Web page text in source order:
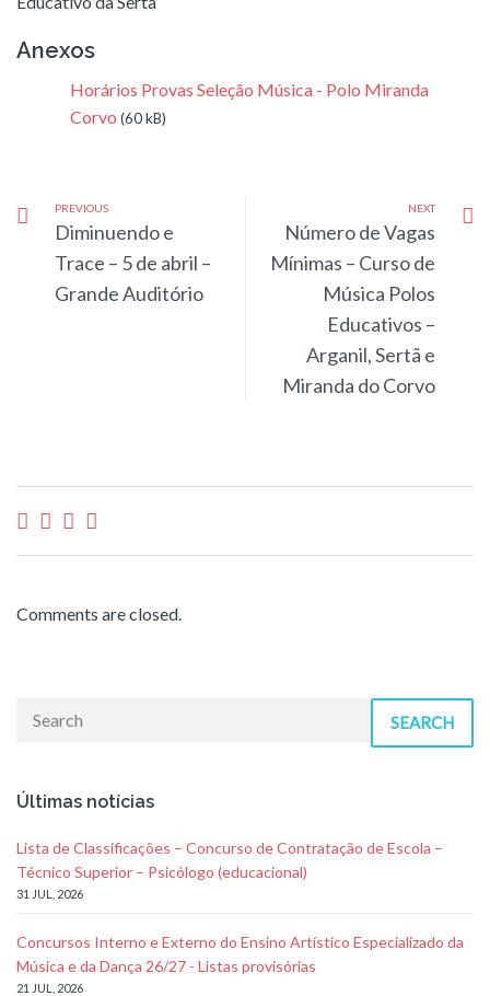
Anexos
Horários Provas Seleção Música - Polo Miranda
Corvo (60 kB)
PREVIOUS
Diminuendo e
Trace – 5 de abril –
Grande Auditório
NEXT
Número de Vagas
Mínimas – Curso de
Música Polos
Educativos –
Arganil, Sertã e
Miranda do Corvo
Comments are closed.
SEARCH
Últimas notícias
Lista de Classificações – Concurso de Contratação de Escola –
Técnico Superior – Psicólogo (educacional)
31 JUL, 2026
Concursos Interno e Externo do Ensino Artístico Especializado da
Música e da Dança 26/27 - Listas provisórias
21 JUL, 2026